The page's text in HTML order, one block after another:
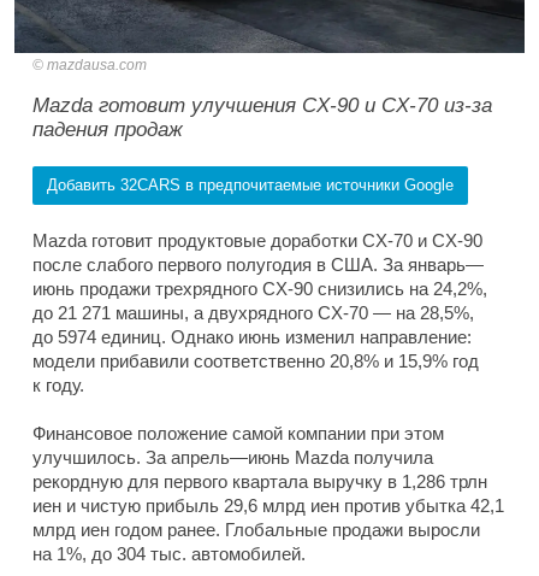
mazdausa.com
Mazda готовит улучшения CX-90 и CX-70 из-за
падения продаж
Добавить 32CARS в предпочитаемые источники Google
Mazda готовит продуктовые доработки CX-70 и CX-90
после слабого первого полугодия в США. За январь—
июнь продажи трехрядного CX-90 снизились на 24,2%,
до 21 271 машины, а двухрядного CX-70 — на 28,5%,
до 5974 единиц. Однако июнь изменил направление:
модели прибавили соответственно 20,8% и 15,9% год
к году.
Финансовое положение самой компании при этом
улучшилось. За апрель—июнь Mazda получила
рекордную для первого квартала выручку в 1,286 трлн
иен и чистую прибыль 29,6 млрд иен против убытка 42,1
млрд иен годом ранее. Глобальные продажи выросли
на 1%, до 304 тыс. автомобилей.